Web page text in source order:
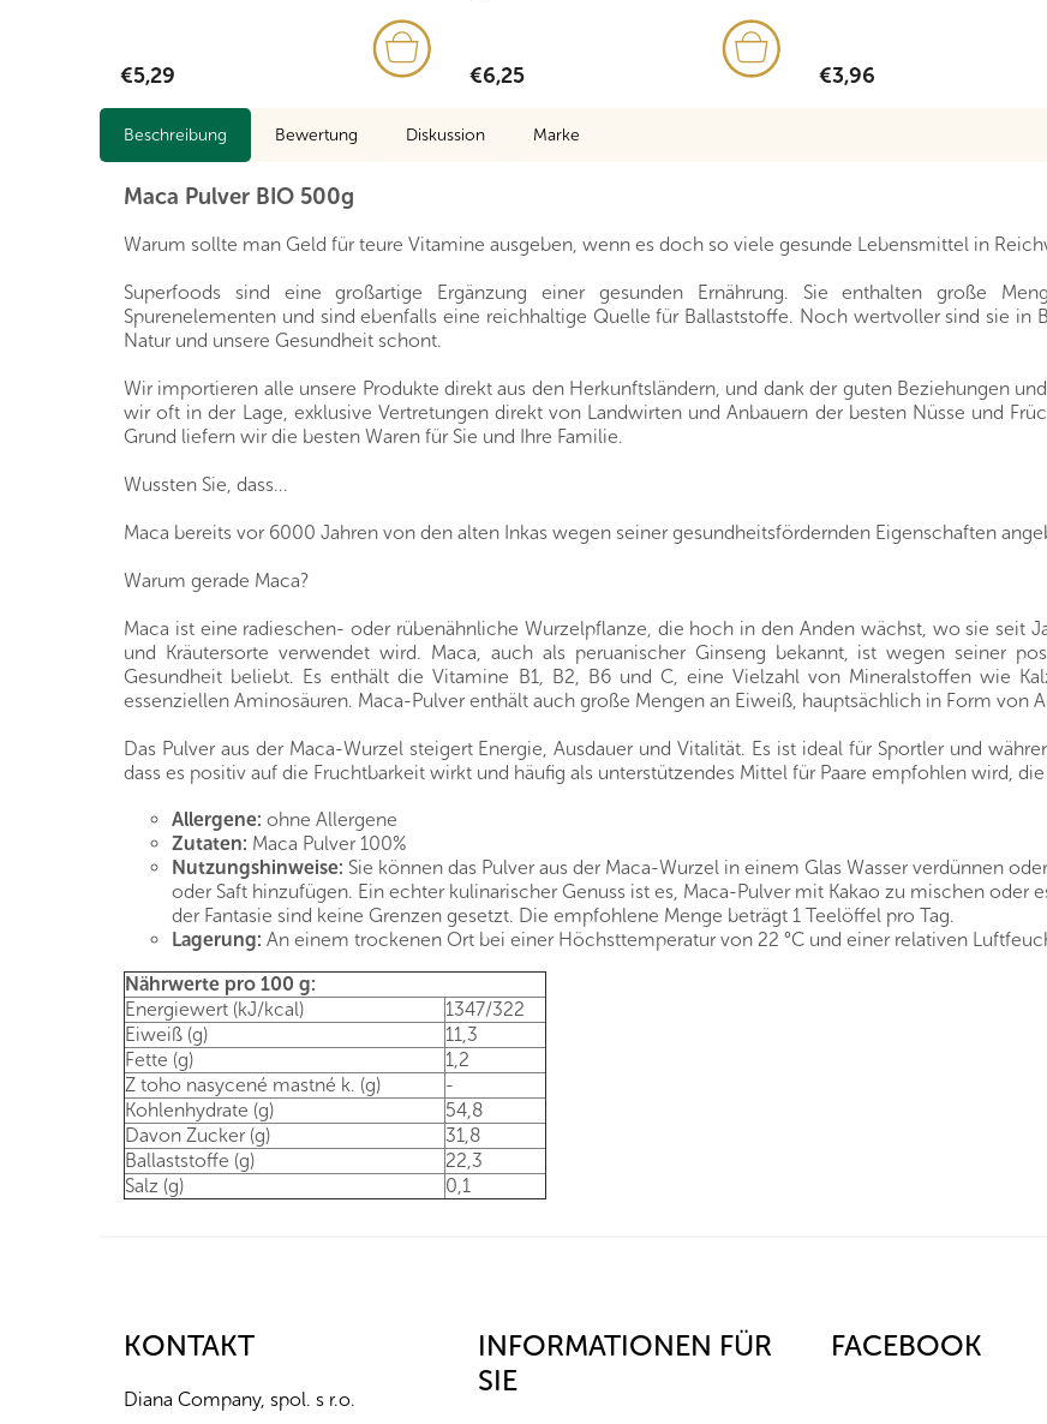
€5,29 €6,25 €3,96
Beschreibung Bewertung Diskussion Marke
Maca Pulver BIO 500g
Warum sollte man Geld für teure Vitamine ausgeben, wenn es doch so viele gesunde Lebensmittel in
Superfoods sind eine großartige Ergänzung einer gesunden Ernährung. Sie enthalten große
Spurenelementen und sind ebenfalls eine reichhaltige Quelle für Ballaststoffe. Noch wertvoller sind sie in
Natur und unsere Gesundheit schont.
Wir importieren alle unsere Produkte direkt aus den Herkunftsländern, und dank der guten Beziehungen
wir oft in der Lage, exklusive Vertretungen direkt von Landwirten und Anbauern der besten Nüsse und
Grund liefern wir die besten Waren für Sie und Ihre Familie.
Wussten Sie, dass...
Maca bereits vor 6000 Jahren von den alten Inkas wegen seiner gesundheitsfördernden Eigenschaften
Warum gerade Maca?
Maca ist eine radieschen- oder rübenähnliche Wurzelpflanze, die hoch in den Anden wächst, wo sie seit
und Kräutersorte verwendet wird. Maca, auch als peruanischer Ginseng bekannt, ist wegen seiner
Gesundheit beliebt. Es enthält die Vitamine B1, B2, B6 und C, eine Vielzahl von Mineralstoffen wie
essenziellen Aminosäuren. Maca-Pulver enthält auch große Mengen an Eiweiß, hauptsächlich in Form von
Das Pulver aus der Maca-Wurzel steigert Energie, Ausdauer und Vitalität. Es ist ideal für Sportler und
dass es positiv auf die Fruchtbarkeit wirkt und häufig als unterstützendes Mittel für Paare empfohlen wird,
Allergene: ohne Allergene
Zutaten: Maca Pulver 100%
Nutzungshinweise: Sie können das Pulver aus der Maca-Wurzel in einem Glas Wasser verdünnen
oder Saft hinzufügen. Ein echter kulinarischer Genuss ist es, Maca-Pulver mit Kakao zu mischen oder
der Fantasie sind keine Grenzen gesetzt. Die empfohlene Menge beträgt 1 Teelöffel pro Tag.
Lagerung: An einem trockenen Ort bei einer Höchsttemperatur von 22 °C und einer relativen
Nährwerte pro 100 g:
Energiewert (kJ/kcal)
1347/322
Eiweiß (g)
11,3
Fette (g)
1,2
Z toho nasycené mastné k. (g)
-
Kohlenhydrate (g)
54,8
Davon Zucker (g)
31,8
Ballaststoffe (g)
22,3
Salz (g)
0,1
KONTAKT
Diana Company, spol. s r.o.
INFORMATIONEN FÜR
SIE
FACEBOOK